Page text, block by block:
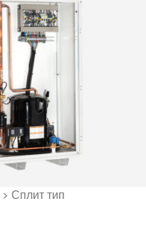
> Сплит тип